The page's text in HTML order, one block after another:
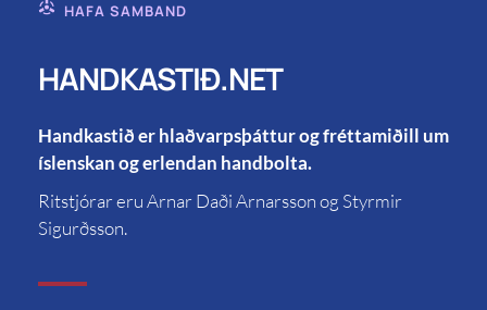
HAFA SAMBAND
HANDKASTIÐ.NET
Handkastið er hlaðvarpsþáttur og fréttamiðill um
íslenskan og erlendan handbolta.
Ritstjórar eru Arnar Daði Arnarsson og Styrmir
Sigurðsson.